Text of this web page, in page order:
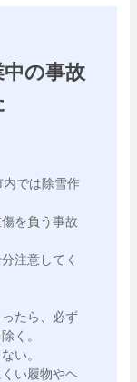
中の事故
では除雪作
を負う事故
注意してく
たら、必ず
く。
い。
い履物やヘ